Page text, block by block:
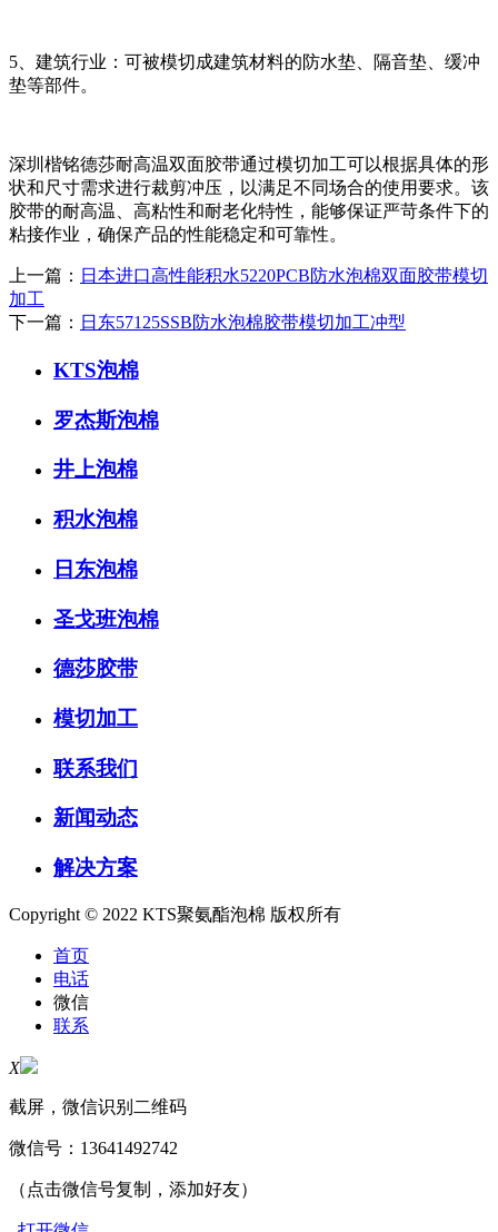
5、建筑行业：可被模切成建筑材料的防水垫、隔音垫、缓冲
垫等部件。
深圳楷铭德莎耐高温双面胶带通过模切加工可以根据具体的形
状和尺寸需求进行裁剪冲压，以满足不同场合的使用要求。该
胶带的耐高温、高粘性和耐老化特性，能够保证严苛条件下的
粘接作业，确保产品的性能稳定和可靠性。
上一篇： 日本进口高性能积水5220PCB防水泡棉双面胶带模切
加工
下一篇： 日东57125SSB防水泡棉胶带模切加工冲型
KTS泡棉
罗杰斯泡棉
井上泡棉
积水泡棉
日东泡棉
圣戈班泡棉
德莎胶带
模切加工
联系我们
新闻动态
解决方案
Copyright © 2022 KTS聚氨酯泡棉 版权所有
首页
电话
微信
联系
X
截屏，微信识别二维码
微信号： 13641492742
（点击微信号复制，添加好友）